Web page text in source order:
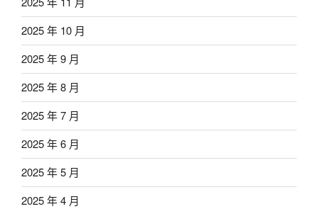
2025 年 10 月
2025 年 9 月
2025 年 8 月
2025 年 7 月
2025 年 6 月
2025 年 5 月
2025 年 4 月